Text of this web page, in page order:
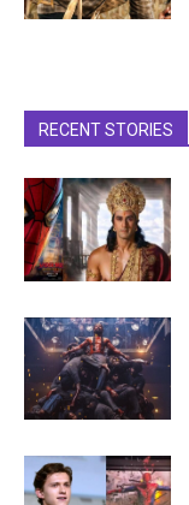
RECENT STORIES